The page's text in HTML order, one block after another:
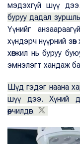
мэдэхгүй шүү
буруу дадал
Үүнийг
хүндэрч нүүрний
хөгжил нь буруу
эмнэлэгт хандаж
Шүд гэдэг наана
шүү дээ. Хүний
өөрчилдөг.